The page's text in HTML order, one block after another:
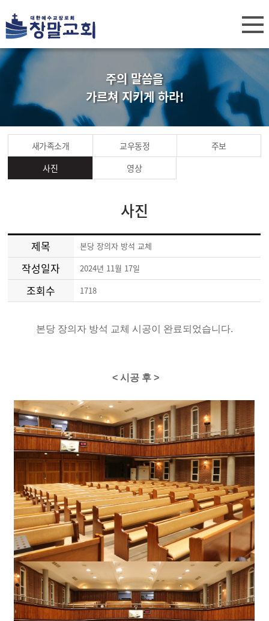
주의 말씀을
가르쳐 지키게 하라!
새가족소개 교우동정
주보
사진
영상
사진
제목 본당 장의자 방석 교체
작성일자 2024년 11월 17일
조회수 1718
본당 장의자 방석 교체 시공이 완료되었습니다.
< 시공 후 >